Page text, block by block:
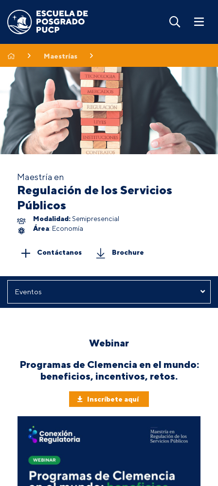
Maestrías
Maestría en
Regulación de los Servicios
Públicos
Modalidad: Semipresencial
Área: Economía
Contáctanos Brochure
Webinar
Programas de Clemencia en el mundo:
beneficios, incentivos, retos.
Inscríbete aquí